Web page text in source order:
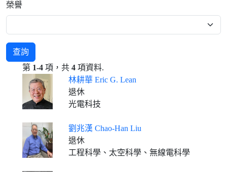
榮譽
查詢
第 1-4 項，共 4 項資料.
林耕華 Eric G. Lean
退休
光電科技
劉兆漢 Chao-Han Liu
退休
工程科學、太空科學、無線電科學